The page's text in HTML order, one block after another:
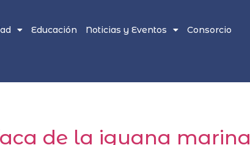
Educación Noticias y Eventos Consorcio
de la iguana marina